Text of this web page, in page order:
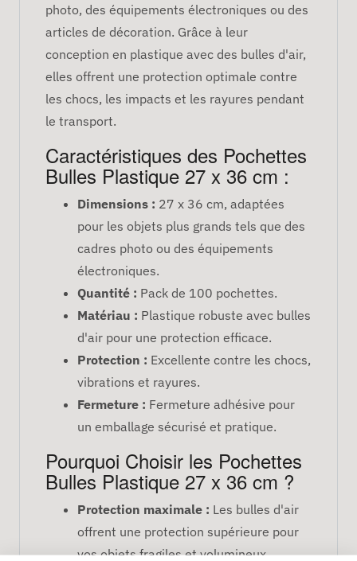
photo, des équipements électroniques ou des
articles de décoration. Grâce à leur
conception en plastique avec des bulles d'air,
elles offrent une protection optimale contre
les chocs, les impacts et les rayures pendant
le transport.
Caractéristiques des Pochettes
Bulles Plastique 27 x 36 cm :
Dimensions : 27 x 36 cm, adaptées
pour les objets plus grands tels que des
cadres photo ou des équipements
électroniques.
Quantité : Pack de 100 pochettes.
Matériau : Plastique robuste avec bulles
d'air pour une protection efficace.
Protection : Excellente contre les chocs,
vibrations et rayures.
Fermeture : Fermeture adhésive pour
un emballage sécurisé et pratique.
Pourquoi Choisir les Pochettes
Bulles Plastique 27 x 36 cm ?
Protection maximale : Les bulles d'air
offrent une protection supérieure pour
vos objets fragiles et volumineux.